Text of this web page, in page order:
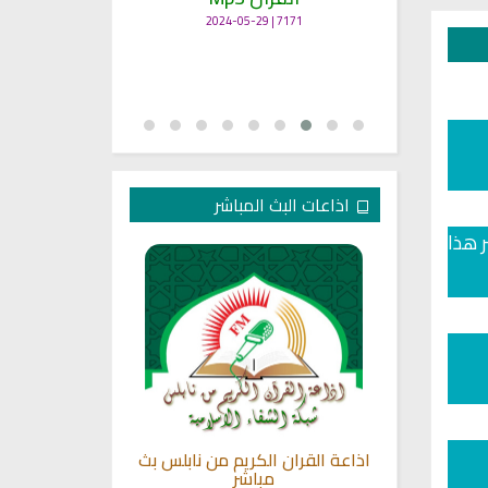
هذا
7171 | 2024-05-29
اذاعات البث المباشر
للقران اذاعة القران الكريم من نابلس بث
مباشر